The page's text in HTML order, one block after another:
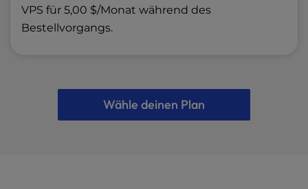
VPS für 5,00 $/Monat während des
Bestellvorgangs.
Wähle deinen Plan